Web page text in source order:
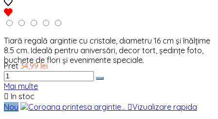
Tiară regală argintie cu cristale, diametru 16 cm și înălțime
8.5 cm. Ideală pentru aniversări, decor tort, ședințe foto,
buchete de flori și evenimente speciale.
Pret 34,99 lei
Mai multe
 In stoc
Nou
Vizualizare rapida